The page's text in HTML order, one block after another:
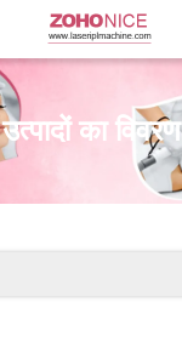
उत्पादों का विवरण